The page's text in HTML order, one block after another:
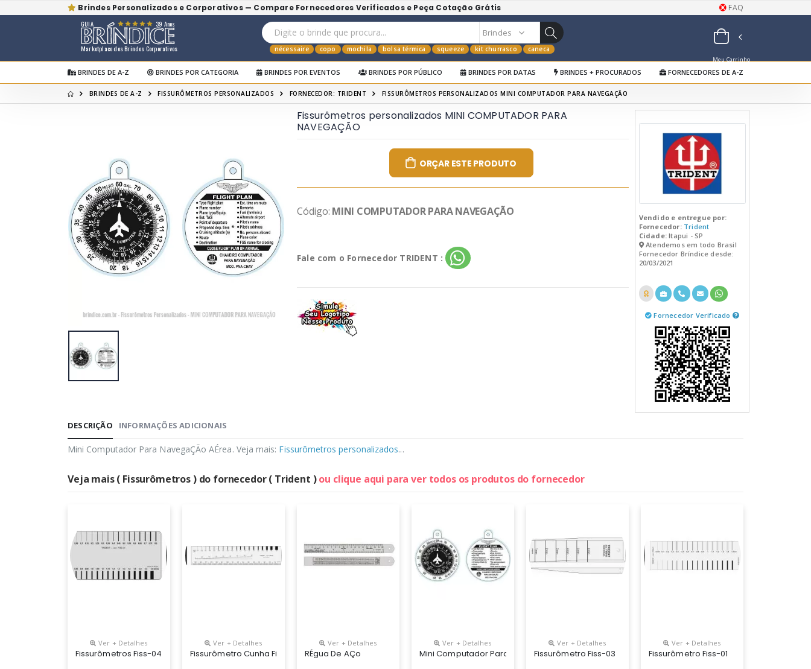
Brindes Personalizados e Corporativos — Compare Fornecedores Verificados e Peça Cotação Grátis FAQ
Marketplace dos Brindes Corporativos
GUIA 39 Anos
nécessaire copo mochila bolsa térmica squeeze kit churrasco caneca
Meu Carrinho
de Orçamentos
BRINDES DE A-Z BRINDES POR CATEGORIA BRINDES POR EVENTOS BRINDES POR PÚBLICO BRINDES POR DATAS BRINDES + PROCURADOS FORNECEDORES DE A-Z
BRINDES DE A-Z FISSURÔMETROS PERSONALIZADOS FORNECEDOR: TRIDENT FISSURÔMETROS PERSONALIZADOS MINI COMPUTADOR PARA NAVEGAÇÃO
Fissurômetros personalizados MINI COMPUTADOR PARA
NAVEGAÇÃO
ORÇAR ESTE PRODUTO
Código: MINI COMPUTADOR PARA NAVEGAÇÃO
Fale com o Fornecedor TRIDENT :
Vendido e entregue por:
Fornecedor: Trident
Cidade:Itapui - SP
Atendemos em todo Brasil
Fornecedor Bríndice desde:
20/03/2021
Fornecedor Verificado
DESCRIÇÃO INFORMAÇÕES ADICIONAIS
Mini Computador Para NavegaÇÃo AÉrea. Veja mais: Fissurômetros personalizados...
Veja mais ( Fissurômetros ) do fornecedor ( Trident )ou clique aqui para ver todos os produtos do fornecedor
Ver + Detalhes
Fissurômetros Fiss-04
Ver + Detalhes
Fissurômetro Cunha Fiss-02
Ver + Detalhes
RÉgua De AÇo
Ver + Detalhes
Mini Computador Para NavegaÇÃo AÉrea
Ver + Detalhes
Fissurômetro Fiss-03
Ver + Detalhes
Fissurômetro Fiss-01